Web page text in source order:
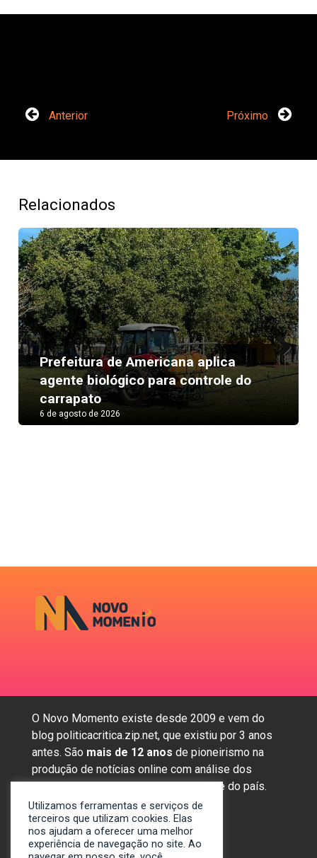
Anterior Próximo
Relacionados
Prefeitura de Americana aplica
agente biológico para controle do
carrapato
6 de agosto de 2026
Next
O Novo Momento existe desde 2009 e vem do
blog politicacritica.zip.net, que existiu por 3 anos
antes. São mais de 12 anos de pioneirismo na
produção de notícias online com análise dos
assuntos mais importantes da região e do país.
Sobre nós
Anunciar
Utilizamos ferramentas e serviços de
terceiros que utilizam cookies. Elas
nos ajudam a oferecer uma melhor
experiência de navegação no site. Ao